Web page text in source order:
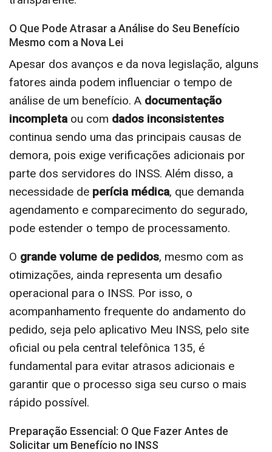
O Que Pode Atrasar a Análise do Seu Benefício
Mesmo com a Nova Lei
Apesar dos avanços e da nova legislação, alguns
fatores ainda podem influenciar o tempo de
análise de um benefício. A documentação
incompletaou com dados inconsistentes
continua sendo uma das principais causas de
demora, pois exige verificações adicionais por
parte dos servidores do INSS. Além disso, a
necessidade de perícia médica, que demanda
agendamento e comparecimento do segurado,
pode estender o tempo de processamento.
O grande volume de pedidos, mesmo com as
otimizações, ainda representa um desafio
operacional para o INSS. Por isso, o
acompanhamento frequente do andamento do
pedido, seja pelo aplicativo Meu INSS, pelo site
oficial ou pela central telefônica 135, é
fundamental para evitar atrasos adicionais e
garantir que o processo siga seu curso o mais
rápido possível.
Preparação Essencial: O Que Fazer Antes de
Solicitar um Benefício no INSS